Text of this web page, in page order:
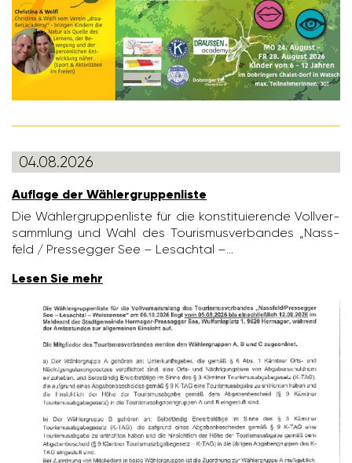
04.08.2026
Auflage der Wähler­grup­pen­liste
Die Wähler­grup­pen­liste für die konsti­tu­ie­rende Voll­ver­
samm­lung und Wahl des Touris­mus­ver­bandes „Nass­
feld / Pres­segger See – Lesachtal –…
Lesen Sie mehr